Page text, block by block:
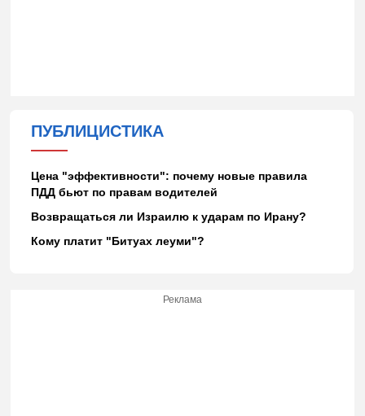
ПУБЛИЦИСТИКА
Цена "эффективности": почему новые правила
ПДД бьют по правам водителей
Возвращаться ли Израилю к ударам по Ирану?
Кому платит "Битуах леуми"?
Реклама